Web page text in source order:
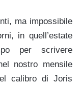
ma impossibile
in quell’estate
per scrivere
nostro mensile
calibro di Joris